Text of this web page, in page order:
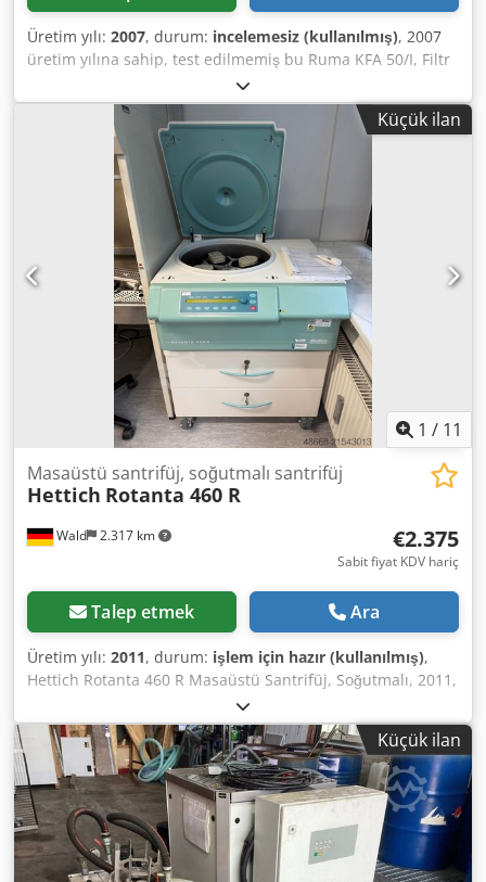
Üretim yılı: 2007, durum: incelemesiz (kullanılmış), 2007
üretim yılına sahip, test edilmemiş bu Ruma KFA 50/I, Filtr
RUMA tip filtreyi sunuyoruz. Üretici: Ruma Model: KFA 50/I
Üretim yılı: 2007 Durum: test edilmemiş Kategori Kimliği:
513 Cjdpfezhl H Nsx Ag Usrf Tip: Filtr RUMA Sorularınız
veya ek bilgi ihtiyacınız olması durumunda lütfen mesaj
veya telefon yoluyla bizimle iletişime geçiniz.
Küçük ilan
1 / 11
Wald 2.317 km
Masaüstü santrifüj, soğutmalı santrifüj
Hettich Rotanta 460 R
€2.375
Sabit fiyat KDV hariç
Talep etmek Ara
Üretim yılı: 2011, durum: işlem için hazır (kullanılmış),
Hettich Rotanta 460 R Masaüstü Santrifüj, Soğutmalı, 2011,
No. 48 Codjyvrdgepfx Ag Usrf Maksimum devir: 15.000 rpm
Maksimum santrifüj kuvveti: 24.400 × g Sıcaklık aralığı: –20
°C ila +40 °C Üretim yılı: 2011 Maksimum yoğunluk: 1,2
kg/dm³ Ağırlık: yaklaşık 170 kg Cihazı yerinde görmek için
sizi memnuniyetle davet ediyoruz. Uygun maliyetli bir
nakliye organizasyonu da sizin için sağlanabilir! Satın
alımınızda resmi bir fatura alırsınız. Yabancı müşteriler
için geçerli bir KDV numarasının sunulması koşuluyla net
Küçük ilan